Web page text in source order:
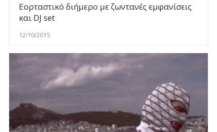
Εορταστικό διήμερο με ζωντανές εμφανίσεις
και DJ set
12/10/2015